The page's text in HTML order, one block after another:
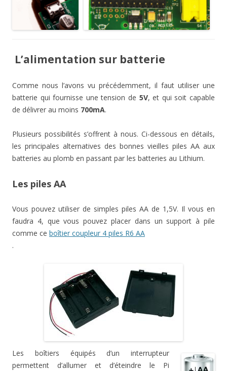
L’alimentation sur batterie
Comme nous l’avons vu précédemment, il faut utiliser une
batterie qui fournisse une tension de 5V, et qui soit capable
de délivrer au moins 700mA.
Plusieurs possibilités s’offrent à nous. Ci-dessous en détails,
les principales alternatives des bonnes vieilles piles AA aux
batteries au plomb en passant par les batteries au Lithium.
Les piles AA
Vous pouvez utiliser de simples piles AA de 1,5V. Il vous en
faudra 4, que vous pouvez placer dans un support à pile
comme ce boîtier coupleur 4 piles R6 AA
.
Les boîtiers équipés d’un interrupteur
permettent d’allumer et d’éteindre le Pi